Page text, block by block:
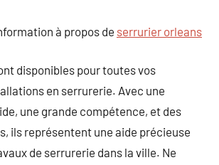
à propos de serrurier orleans
disponibles pour toutes vos
en serrurerie. Avec une
une grande compétence, et des
ils représentent une aide précieuse
de serrurerie dans la ville. Ne